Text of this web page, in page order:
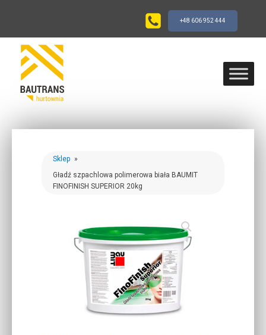
+48 606 952 444
Sklep »
Gładź szpachlowa polimerowa biała BAUMIT
FINOFINISH SUPERIOR 20kg